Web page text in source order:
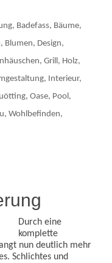
, Badefass, Bäume,
, Blumen, Design,
, Grill , Holz,
, Interieur,
, Oase, Pool ,
, Wohlbefinden,
Durch eine
komplette
nun deutlich mehr
Schlichtes und